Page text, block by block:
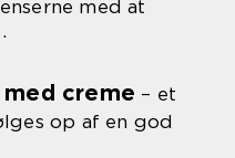
med at
creme – et
op af en god